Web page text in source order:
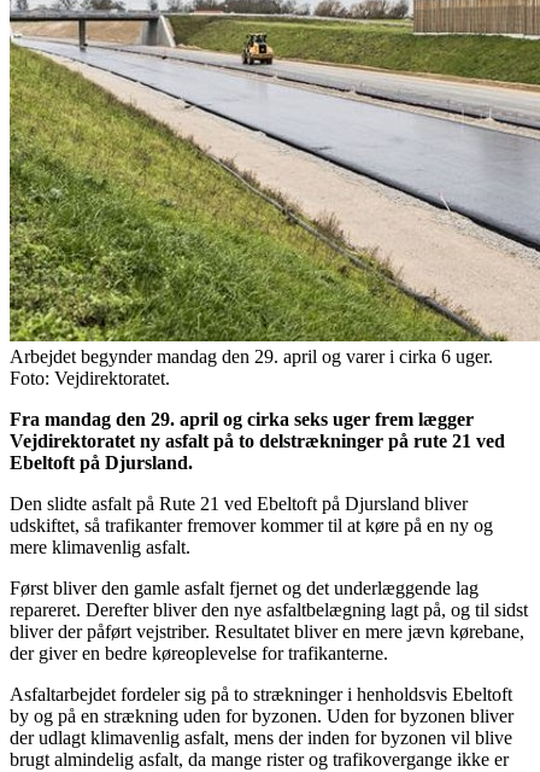
Arbejdet begynder mandag den 29. april og varer i cirka 6 uger.
Foto: Vejdirektoratet.
Fra mandag den 29. april og cirka seks uger frem lægger
Vejdirektoratet ny asfalt på to delstrækninger på rute 21 ved
Ebeltoft på Djursland.
Den slidte asfalt på Rute 21 ved Ebeltoft på Djursland bliver
udskiftet, så trafikanter fremover kommer til at køre på en ny og
mere klimavenlig asfalt.
Først bliver den gamle asfalt fjernet og det underlæggende lag
repareret. Derefter bliver den nye asfaltbelægning lagt på, og til sidst
bliver der påført vejstriber. Resultatet bliver en mere jævn kørebane,
der giver en bedre køreoplevelse for trafikanterne.
Asfaltarbejdet fordeler sig på to strækninger i henholdsvis Ebeltoft
by og på en strækning uden for byzonen. Uden for byzonen bliver
der udlagt klimavenlig asfalt, mens der inden for byzonen vil blive
brugt almindelig asfalt, da mange rister og trafikovergange ikke er